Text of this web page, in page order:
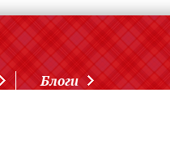
Блоги